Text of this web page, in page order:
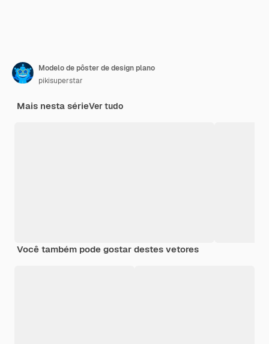
Modelo de pôster de design plano
pikisuperstar
Mais nesta sérieVer tudo
Você também pode gostar destes vetores